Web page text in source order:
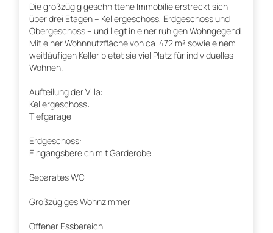
Die großzügig geschnittene Immobilie erstreckt sich
über drei Etagen – Kellergeschoss, Erdgeschoss und
Obergeschoss – und liegt in einer ruhigen Wohngegend.
Mit einer Wohnnutzfläche von ca. 472 m² sowie einem
weitläufigen Keller bietet sie viel Platz für individuelles
Wohnen.
Aufteilung der Villa:
Kellergeschoss:
Tiefgarage
Erdgeschoss:
Eingangsbereich mit Garderobe
Separates WC
Großzügiges Wohnzimmer
Offener Essbereich